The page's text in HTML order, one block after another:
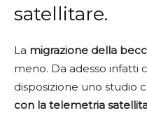
satellitare.
La migrazione della
meno. Da adesso infatti
disposizione uno studio
con la telemetria